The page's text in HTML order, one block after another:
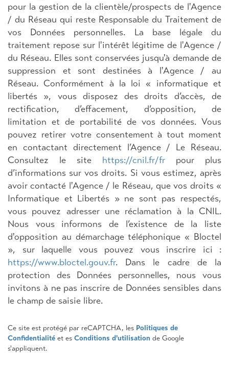
pour la gestion de la clientèle/prospects de l'Agence
/ du Réseau qui reste Responsable du Traitement de
vos Données personnelles. La base légale du
traitement repose sur l'intérêt légitime de l'Agence /
du Réseau. Elles sont conservées jusqu'à demande de
suppression et sont destinées à l'Agence / au
Réseau. Conformément à la loi « informatique et
libertés », vous disposez des droits d’accès, de
rectification, d’effacement, d’opposition, de
limitation et de portabilité de vos données. Vous
pouvez retirer votre consentement à tout moment
en contactant directement l’Agence / Le Réseau.
Consultez le site https://cnil.fr/fr pour plus
d’informations sur vos droits. Si vous estimez, après
avoir contacté l'Agence / le Réseau, que vos droits «
Informatique et Libertés » ne sont pas respectés,
vous pouvez adresser une réclamation à la CNIL.
Nous vous informons de l’existence de la liste
d'opposition au démarchage téléphonique « Bloctel
», sur laquelle vous pouvez vous inscrire ici :
https://www.bloctel.gouv.fr. Dans le cadre de la
protection des Données personnelles, nous vous
invitons à ne pas inscrire de Données sensibles dans
le champ de saisie libre.
Ce site est protégé par reCAPTCHA, les Politiques de
Confidentialité et es Conditions d'utilisation de Google
s'appliquent.